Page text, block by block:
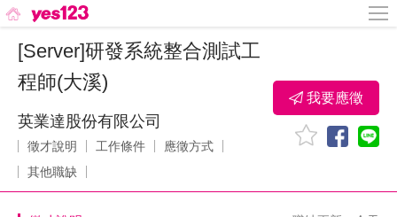
[Server]研發系統整合測試工
程師(大溪)
英業達股份有限公司
徵才說明 工作條件
應徵方式
其他職缺
我要應徵